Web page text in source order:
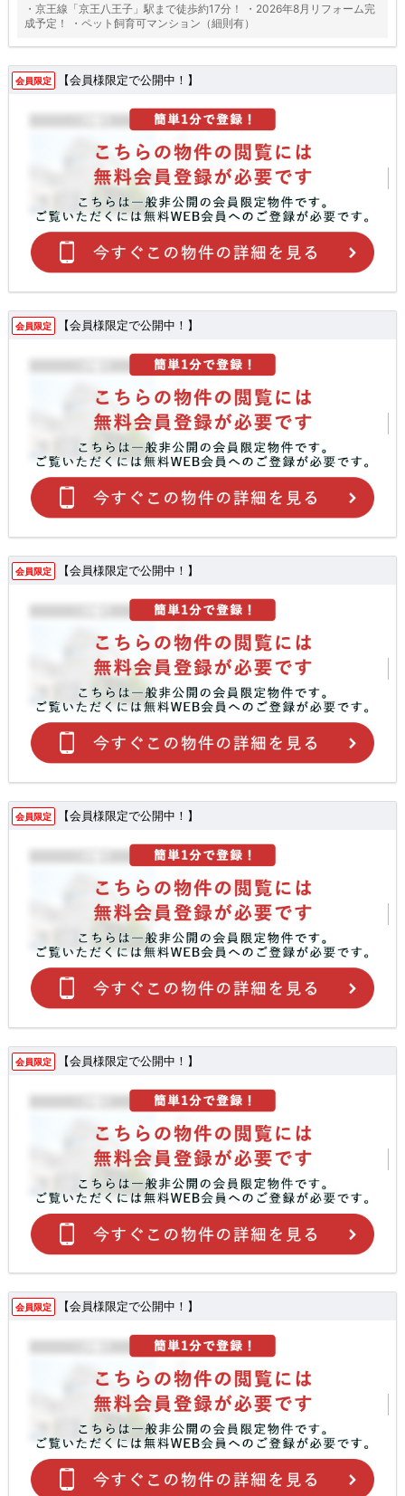
・京王線「京王八王子」駅まで徒歩約17分！ ・2026年8月リフォーム完
成予定！ ・ペット飼育可マンション（細則有）
会員限定 【会員様限定で公開中！】
会員限定 【会員様限定で公開中！】
会員限定 【会員様限定で公開中！】
会員限定 【会員様限定で公開中！】
会員限定 【会員様限定で公開中！】
会員限定 【会員様限定で公開中！】